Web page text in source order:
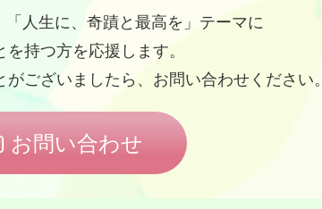
人生に、奇蹟と最高を」テーマに
持つ方を応援します。
ございましたら、お問い合わせください。
お問い合わせ